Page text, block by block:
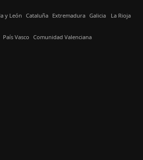
y León Cataluña Extremadura Galicia La Rioja
País Vasco Comunidad Valenciana